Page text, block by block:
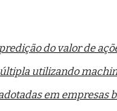
do valor de
utilizando
em